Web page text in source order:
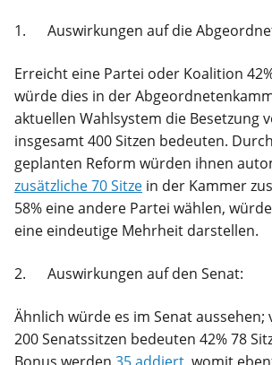
1. Auswirkungen auf die
Erreicht eine Partei oder Koalition
würde dies in der
aktuellen Wahlsystem die Besetzung
insgesamt 400 Sitzen bedeuten.
geplanten Reform würden ihnen
zusätzliche 70 Sitze in der Kammer
58% eine andere Partei wählen,
eine eindeutige Mehrheit darstellen.
2. Auswirkungen auf den Senat:
Ähnlich würde es im Senat aussehen;
200 Senatssitzen bedeuten 42% 78